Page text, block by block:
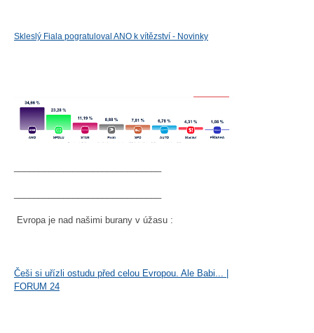
Skleslý Fiala pogratuloval ANO k vítězství - Novinky
Evropa je nad našimi burany v úžasu :
Češi si uřízli ostudu před celou Evropou. Ale Babi... |
FORUM 24